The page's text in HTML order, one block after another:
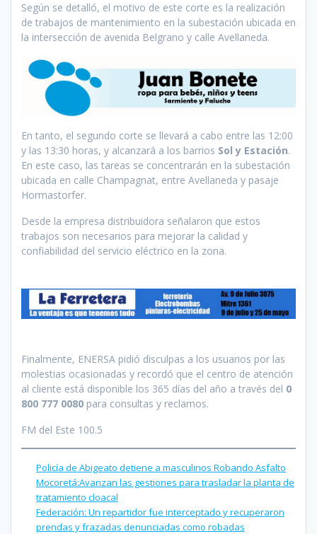
Según se detalló, el motivo de este corte es la realización
de trabajos de mantenimiento en la subestación ubicada en
la intersección de avenida Belgrano y calle Avellaneda.
En tanto, el segundo corte se llevará a cabo entre las 12:00
y las 13:30 horas, y alcanzará a los barrios Sol y Estación.
En este caso, las tareas se concentrarán en la subestación
ubicada en calle Champagnat, entre Avellaneda y pasaje
Hormastorfer.
Desde la empresa distribuidora señalaron que estos
trabajos son necesarios para mejorar la calidad y
confiabilidad del servicio eléctrico en la zona.
Finalmente, ENERSA pidió disculpas a los usuarios por las
molestias ocasionadas y recordó que el centro de atención
al cliente está disponible los 365 días del año a través del 0
800 777 0080 para consultas y reclamos.
FM del Este 100.5
Policía de Abigeato detiene a masculinos Robando Asfalto
Mocoretá:Avanzan las gestiones para trasladar la planta de
tratamiento cloacal
Federación: Un repartidor fue interceptado y recuperaron
prendas y frazadas denunciadas como robadas